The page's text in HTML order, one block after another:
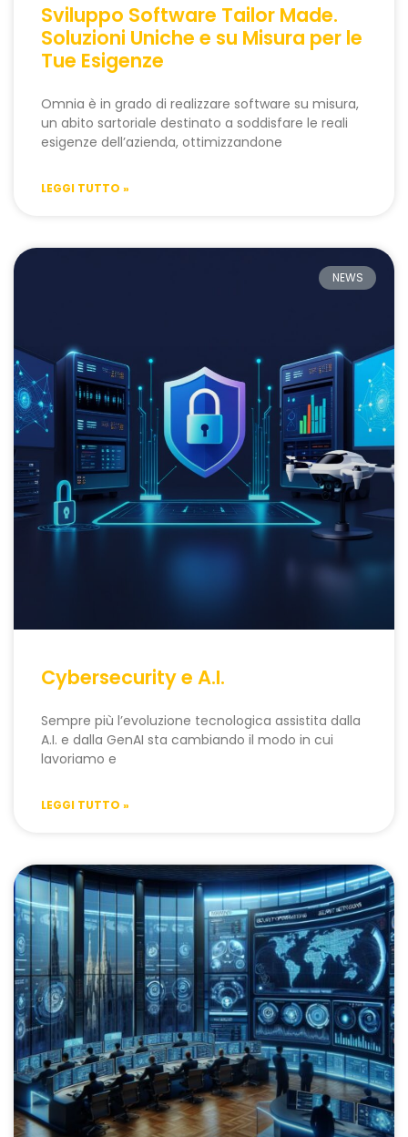
Sviluppo Software Tailor Made.
Soluzioni Uniche e su Misura per le
Tue Esigenze
Omnia è in grado di realizzare software su misura,
un abito sartoriale destinato a soddisfare le reali
esigenze dell’azienda, ottimizzandone
LEGGI TUTTO »
NEWS
Cybersecurity e A.I.
Sempre più l’evoluzione tecnologica assistita dalla
A.I. e dalla GenAI sta cambiando il modo in cui
lavoriamo e
LEGGI TUTTO »